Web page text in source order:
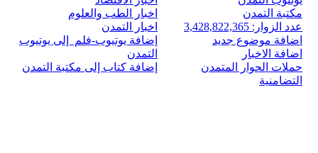
مكتبة التمدن
عدد الزوار: 3,428,822,365
اضافة موضوع جديد
اضافة الاخبار
حملات الحوار المتمدن
التضامنية
اخبار الطب والعلوم
اخبار التمدن
إضافة يوتيوب-فلم إلى يوتيوب
التمدن
إضافة كتاب إلى مكتبة التمدن